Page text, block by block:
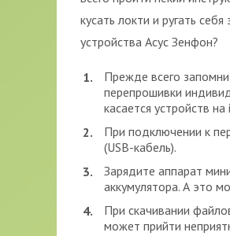
кусать локти и ругать
устройства Асус Зенфон?
Прежде всего
перепрошивки
касается устройств
При подключении к
(USB-кабель).
Зарядите аппарат
аккумулятора. А это
При скачивании
может прийти